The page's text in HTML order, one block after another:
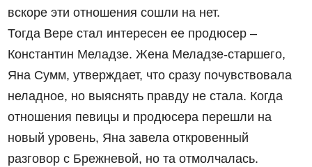
вскоре эти отношения сошли на нет.
Тогда Вере стал интересен ее продюсер –
Константин Меладзе. Жена Меладзе-старшего,
Яна Сумм, утверждает, что сразу почувствовала
неладное, но выяснять правду не стала. Когда
отношения певицы и продюсера перешли на
новый уровень, Яна завела откровенный
разговор с Брежневой, но та отмолчалась.